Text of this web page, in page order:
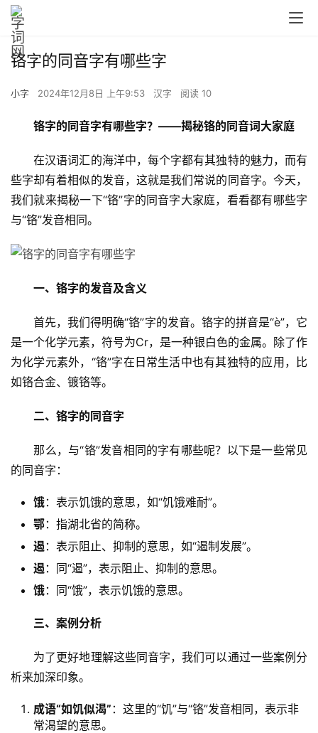
铬字的同音字有哪些字
小字 2024年12月8日 上午9:53 汉字 阅读 10
铬字的同音字有哪些字？——揭秘铬的同音词大家庭
在汉语词汇的海洋中，每个字都有其独特的魅力，而有
些字却有着相似的发音，这就是我们常说的同音字。今天，
我们就来揭秘一下“铬”字的同音字大家庭，看看都有哪些字
与“铬”发音相同。
一、铬字的发音及含义
首先，我们得明确“铬”字的发音。铬字的拼音是“è”，它
是一个化学元素，符号为Cr，是一种银白色的金属。除了作
为化学元素外，“铬”字在日常生活中也有其独特的应用，比
如铬合金、镀铬等。
二、铬字的同音字
那么，与“铬”发音相同的字有哪些呢？以下是一些常见
的同音字：
饿：表示饥饿的意思，如“饥饿难耐”。
鄂：指湖北省的简称。
遏：表示阻止、抑制的意思，如“遏制发展”。
遏：同“遏”，表示阻止、抑制的意思。
饿：同“饿”，表示饥饿的意思。
三、案例分析
为了更好地理解这些同音字，我们可以通过一些案例分
析来加深印象。
成语“如饥似渴” ：这里的“饥”与“铬”发音相同，表示非
常渴望的意思。